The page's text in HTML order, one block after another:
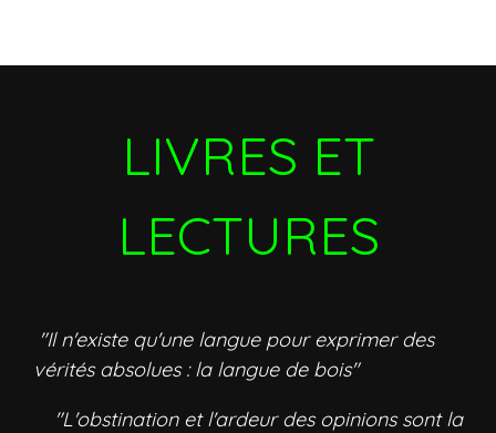
LIVRES ET
LECTURES
"Il n'existe qu'une langue pour exprimer des
vérités absolues : la langue de bois"
"L'obstination et l'ardeur des opinions sont la